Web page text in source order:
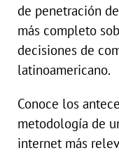
de penetración
más completo
decisiones de
latinoamericano.
Conoce los
metodología de
internet más